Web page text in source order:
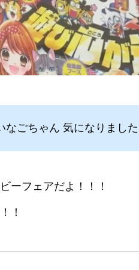
なごちゃん 気になりまし
ーフェアだよ！！！
！